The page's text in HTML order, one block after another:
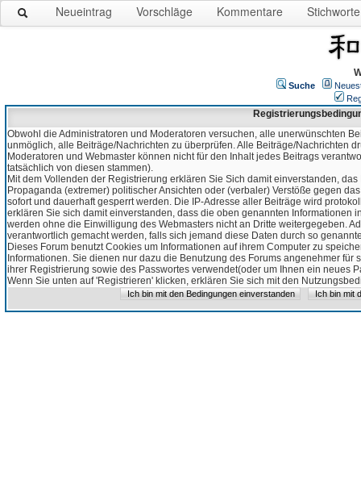
Neueintrag Vorschläge Kommentare Stichworte
Suche
Obwohl die Administratoren und Moderatoren versuchen, alle unerwünschten
unmöglich, alle Beiträge/Nachrichten zu überprüfen. Alle Beiträge/Nachrichten
Moderatoren und Webmaster können nicht für den Inhalt jedes Beitrags
tatsächlich von diesen stammen).
Mit dem Vollenden der Registrierung erklären Sie Sich damit einverstanden,
Propaganda (extremer) politischer Ansichten oder (verbaler) Verstöße gegen
sofort und dauerhaft gesperrt werden. Die IP-Adresse aller Beiträge wird
erklären Sie sich damit einverstanden, dass die oben genannten Informationen
werden ohne die Einwilligung des Webmasters nicht an Dritte weitergegeben.
verantwortlich gemacht werden, falls sich jemand diese Daten durch so
Dieses Forum benutzt Cookies um Informationen auf ihrem Computer zu
Informationen. Sie dienen nur dazu die Benutzung des Forums angenehmer
ihrer Registrierung sowie des Passwortes verwendet(oder um Ihnen ein neues
Wenn Sie unten auf 'Registrieren' klicken, erklären Sie sich mit den